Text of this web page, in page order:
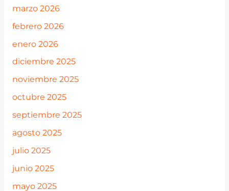
marzo 2026
febrero 2026
enero 2026
diciembre 2025
noviembre 2025
octubre 2025
septiembre 2025
agosto 2025
julio 2025
junio 2025
mayo 2025